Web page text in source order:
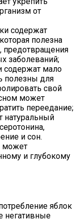
от
содержат
полезна
предотвращения
заболеваний;
содержат мало
полезны для
свой
может
переедание;
натуральный
и сон.
может
и глубокому
яблок
негативные